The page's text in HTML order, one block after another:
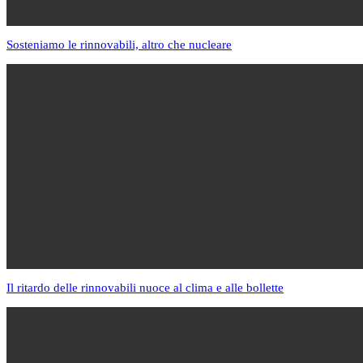
Sosteniamo le rinnovabili, altro che nucleare
Il ritardo delle rinnovabili nuoce al clima e alle bollette